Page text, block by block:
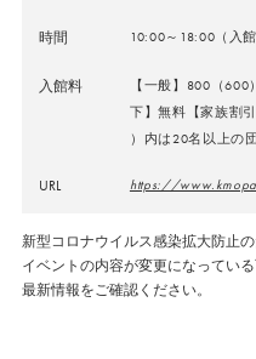
時間 10:00～18:00（入
入館料
【一般】800（
下】無料【家族割
）内は20名以上の
URL https://
新型コロナウイルス感染拡大防止
イベントの内容が変更になってい
最新情報をご確認ください。